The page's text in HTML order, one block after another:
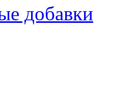
добавки